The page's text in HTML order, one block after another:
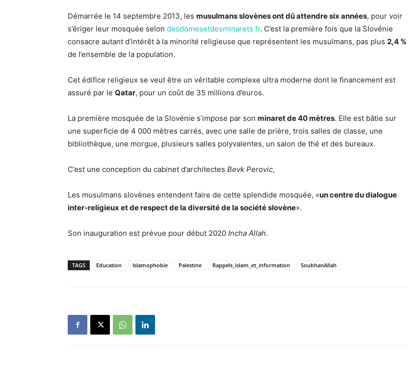
Démarrée le 14 septembre 2013, les musulmans slovènes ont dû attendre six années, pour voir
s’ériger leur mosquée selon desdomesetdesminarets.fr. C’est la première fois que la Slovénie
consacre autant d’intérêt à la minorité religieuse que représentent les musulmans, pas plus 2,4 %
de l’ensemble de la population.
Cet édifice religieux se veut être un véritable complexe ultra moderne dont le financement est
assuré par le Qatar, pour un coût de 35 millions d’euros.
La première mosquée de la Slovénie s’impose par son minaret de 40 mètres. Elle est bâtie sur
une superficie de 4 000 mètres carrés, avec une salle de prière, trois salles de classe, une
bibliothèque, une morgue, plusieurs salles polyvalentes, un salon de thé et des bureaux.
C’est une conception du cabinet d’architectes Bevk Perovic,
Les musulmans slovènes entendent faire de cette splendide mosquée, «un centre du dialogue
inter-religieux et de respect de la diversité de la société slovène».
Son inauguration est prévue pour début 2020 Incha Allah.
TAGS Education Islamophobie Palestine Rappels_islam_et_information SoubhanAllah